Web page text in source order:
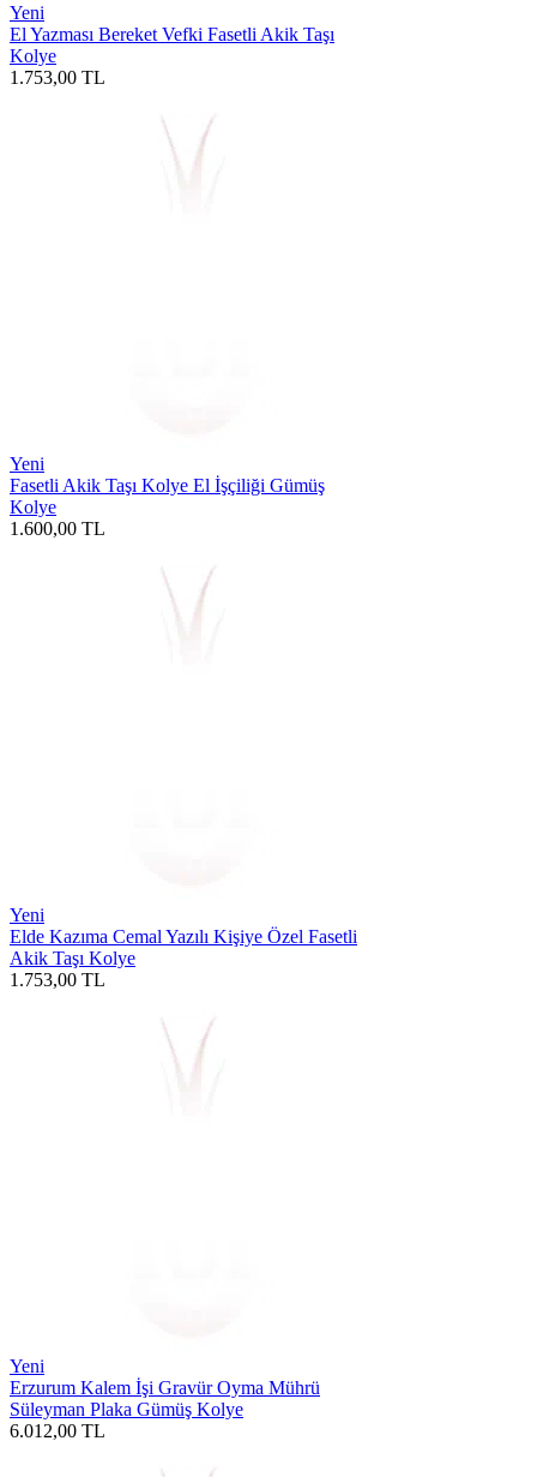
Yeni
El Yazması Bereket Vefki Fasetli Akik Taşı
Kolye
1.753,00 TL
Yeni
Fasetli Akik Taşı Kolye El İşçiliği Gümüş
Kolye
1.600,00 TL
Yeni
Elde Kazıma Cemal Yazılı Kişiye Özel Fasetli
Akik Taşı Kolye
1.753,00 TL
Yeni
Erzurum Kalem İşi Gravür Oyma Mührü
Süleyman Plaka Gümüş Kolye
6.012,00 TL